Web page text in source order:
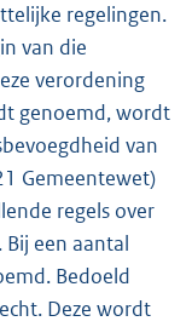
regelingen.
van die
verordening
genoemd, wordt
van
Gemeentewet)
regels over
een aantal
Bedoeld
Deze wordt